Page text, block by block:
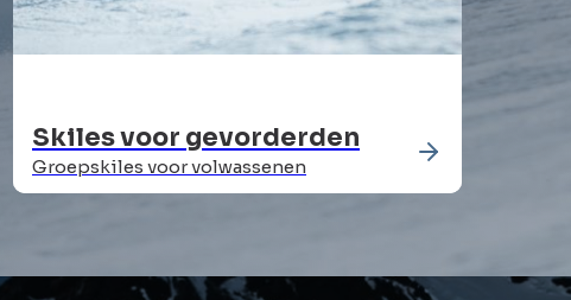
Skiles voor gevorderden
Groepskiles voor volwassenen